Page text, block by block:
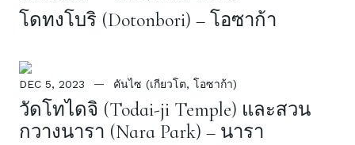
โดทงโบริ (Dotonbori) – โอซาก้า
DEC 5, 2023 คันไซ (เกียวโต, โอซาก้า)
วัดโทไดจิ (Todai-ji Temple) และสวน
กวางนารา (Nara Park) – นารา